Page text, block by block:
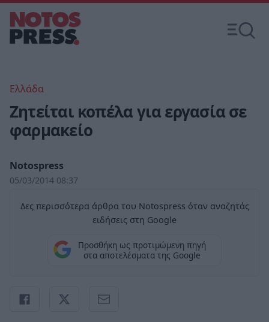
Ελλάδα
Ζητείται κοπέλα για εργασία σε
φαρμακείο
Notospress
05/03/2014 08:37
Δες περισσότερα άρθρα του Notospress όταν αναζητάς
ειδήσεις στη Google
Προσθήκη ως προτιμώμενη πηγή
στα αποτελέσματα της Google